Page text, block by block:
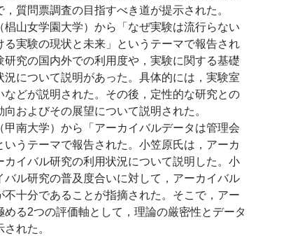
質問票調査の目指すべき道が提示された。
山女学園大学）から「なぜ実験は流行らない
実験の現状と未来」というテーマで報告され
究の国内外での利用度や，実験に関する基礎
について説明があった。具体的には，実験室
どが説明された。その後，定性的な研究との
およびその展望について説明された。
南大学）から「アーカイバルデータは管理会
うテーマで報告された。小笠原氏は，アーカ
カイバル研究の利用状況について説明した。小
ル研究の普及度合いに対して，アーカイバル
十分であることが指摘された。そこで，アー
る2つの評価軸として，理論の厳密性とデータ
れた。